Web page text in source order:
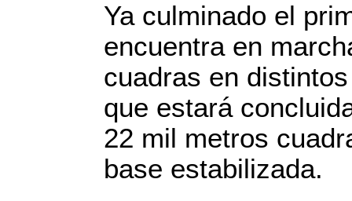
Ya culminado el
encuentra en
cuadras en
que estará
22 mil metros
base estabilizada.